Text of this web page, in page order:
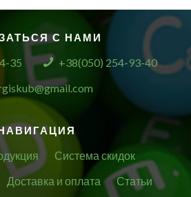
С НАМИ
35
+38(050) 254-93-40
Система скидок
Доставка и оплата Статьи